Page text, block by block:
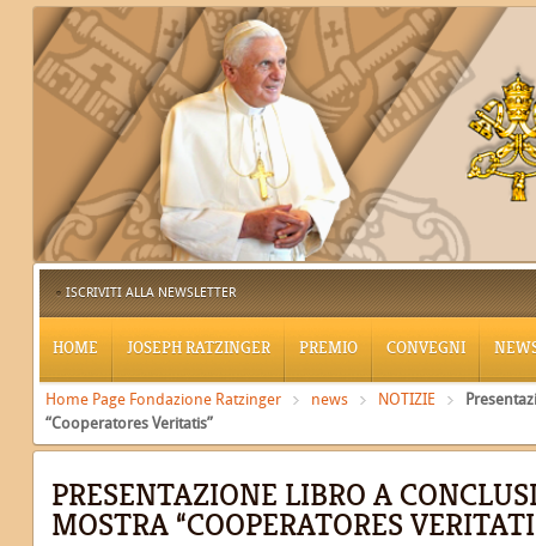
ISCRIVITI ALLA NEWSLETTER
HOME JOSEPH RATZINGER PREMIO CONVEGNI
Home Page Fondazione Ratzinger news NOTIZIE
“Cooperatores Veritatis”
PRESENTAZIONE LIBRO A
MOSTRA “COOPERATORES